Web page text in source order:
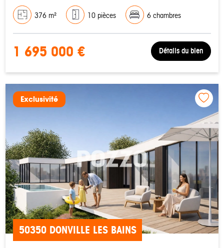
376 m² 10 pièces 6 chambres
1 695 000 € Détails du bien
Exclusivité
50350 DONVILLE LES BAINS